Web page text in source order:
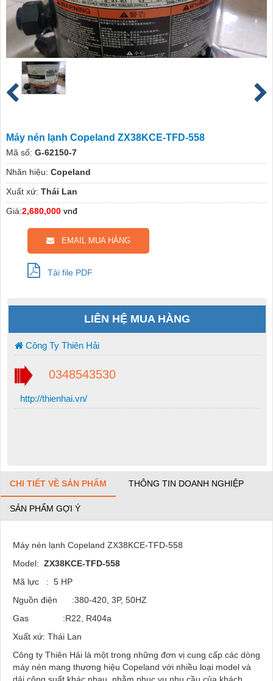
Máy nén lạnh Copeland ZX38KCE-TFD-558
Mã số: G-62150-7
Nhãn hiệu: Copeland
Xuất xứ: Thái Lan
Giá:2,680,000 vnđ
EMAIL MUA HÀNG
Tải file PDF
LIÊN HỆ MUA HÀNG
Công Ty Thiên Hải
0348543530
http://thienhai.vn/
CHI TIẾT VỀ SẢN PHẨM THÔNG TIN DOANH NGHIỆP
SẢN PHẨM GỢI Ý
Máy nén lạnh Copeland ZX38KCE-TFD-558
Model: ZX38KCE-TFD-558
Mã lực : 5 HP
Nguồn điện :380-420, 3P, 50HZ
Gas :R22, R404a
Xuất xứ: Thái Lan
Công ty Thiên Hải là một trong những đơn vị cung cấp các dòng
máy nén mang thương hiệu Copeland với nhiều loại model và
dải công suất khác nhau, nhằm phục vụ nhu cầu của khách